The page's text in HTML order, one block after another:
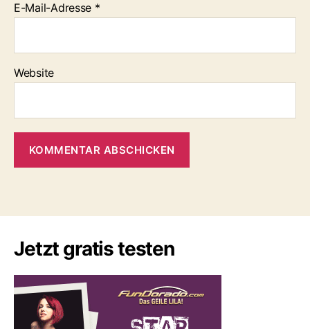
E-Mail-Adresse *
Website
Jetzt gratis testen